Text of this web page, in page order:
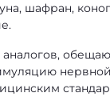
шафран,
аналогов,